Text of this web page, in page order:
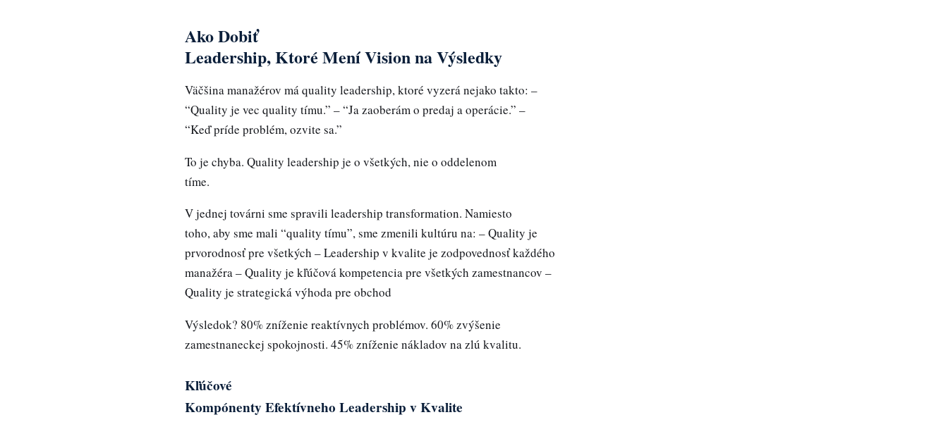
Ako Dobiť
Leadership, Ktoré Mení Vision na Výsledky
Väčšina manažérov má quality leadership, ktoré vyzerá nejako takto: –
“Quality je vec quality tímu.” – “Ja zaoberám o predaj a operácie.” –
“Keď príde problém, ozvite sa.”
To je chyba. Quality leadership je o všetkých, nie o oddelenom
tíme.
V jednej továrni sme spravili leadership transformation. Namiesto
toho, aby sme mali “quality tímu”, sme zmenili kultúru na: – Quality je
prvorodnosť pre všetkých – Leadership v kvalite je zodpovednosť každého
manažéra – Quality je kľúčová kompetencia pre všetkých zamestnancov –
Quality je strategická výhoda pre obchod
Výsledok? 80% zníženie reaktívnych problémov. 60% zvýšenie
zamestnaneckej spokojnosti. 45% zníženie nákladov na zlú kvalitu.
Kľúčové
Kompónenty Efektívneho Leadership v Kvalite